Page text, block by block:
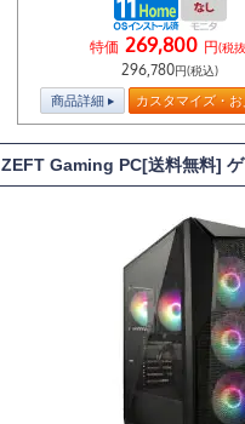
特価 269,800 円(税
296,780円(税込)
商品詳細 カスタマイズ・
ZEFT Gaming PC[送料無料]